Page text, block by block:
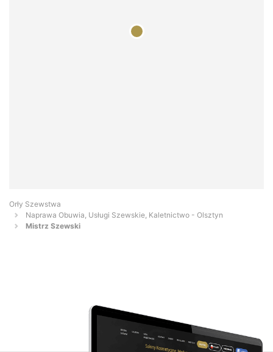
Orły Szewstwa
Naprawa Obuwia, Usługi Szewskie, Kaletnictwo - Olsztyn
Mistrz Szewski